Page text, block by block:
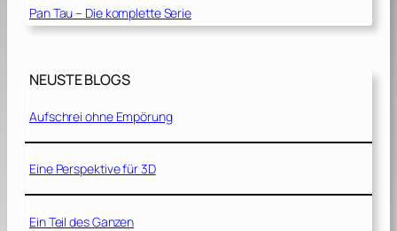
Pan Tau – Die komplette Serie
NEUSTE BLOGS
Aufschrei ohne Empörung
Eine Perspektive für 3D
Ein Teil des Ganzen